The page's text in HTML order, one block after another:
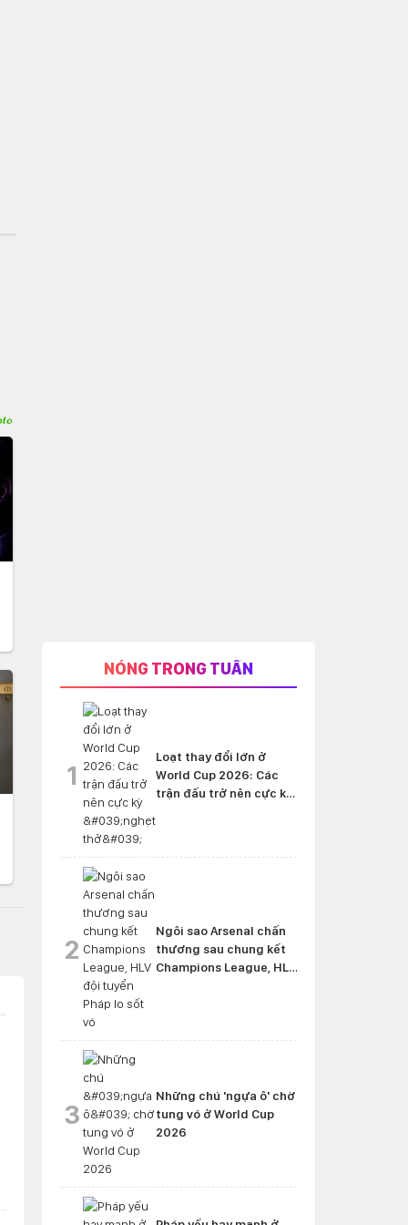
NÓNG TRONG TUẦN
1
Loạt thay đổi lớn ở
World Cup 2026: Các
trận đấu trở nên cực kỳ
2
Ngôi sao Arsenal chấn
thương sau chung kết
Champions League, HLV
3
Những chú 'ngựa ô' chờ
tung vó ở World Cup
2026